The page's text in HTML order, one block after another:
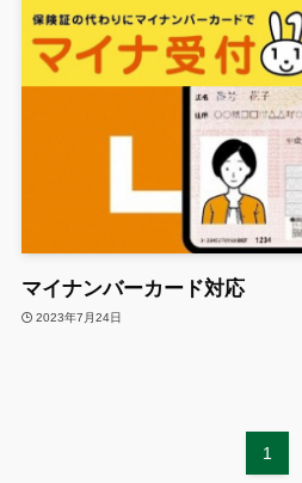
マイナンバーカード対応
2023年7月24日
1